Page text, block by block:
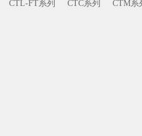
CTL-FT系列 CTC系列 CTM系